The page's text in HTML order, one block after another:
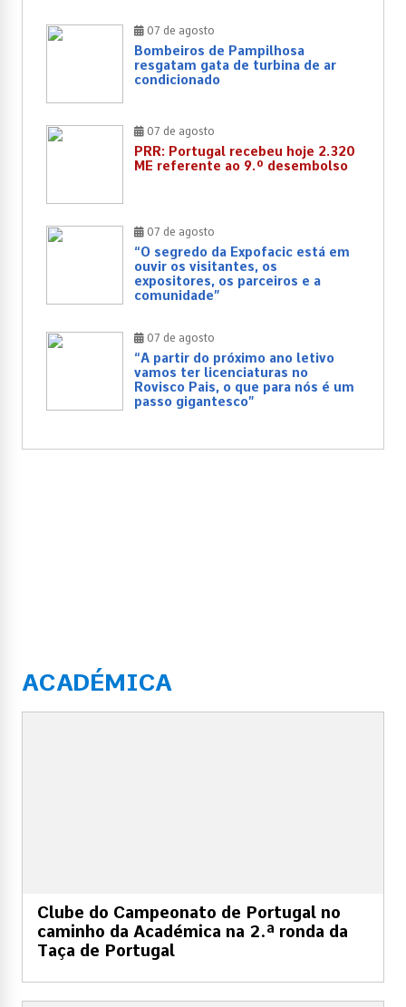
07 de agosto
Bombeiros de Pampilhosa
resgatam gata de turbina de ar
condicionado
07 de agosto
PRR: Portugal recebeu hoje 2.320
ME referente ao 9.º desembolso
07 de agosto
“O segredo da Expofacic está em
ouvir os visitantes, os
expositores, os parceiros e a
comunidade”
07 de agosto
“A partir do próximo ano letivo
vamos ter licenciaturas no
Rovisco Pais, o que para nós é um
passo gigantesco”
ACADÉMICA
Clube do Campeonato de Portugal no
caminho da Académica na 2.ª ronda da
Taça de Portugal